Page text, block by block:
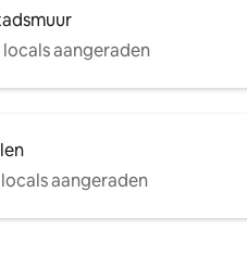
aangeraden
aangeraden